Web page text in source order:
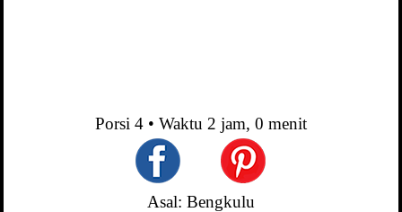
Porsi 4• Waktu 2 jam, 0 menit
Asal: Bengkulu